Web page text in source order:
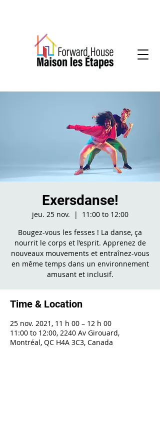
Exersdanse!
jeu. 25 nov.
  |
11:00 to 12:00
Bougez-vous les fesses ! La danse, ça
nourrit le corps et l’esprit. Apprenez de
nouveaux mouvements et entraînez-vous
en même temps dans un environnement
amusant et inclusif.
Time & Location
25 nov. 2021, 11 h 00 – 12 h 00
11:00 to 12:00, 2240 Av Girouard,
Montréal, QC H4A 3C3, Canada